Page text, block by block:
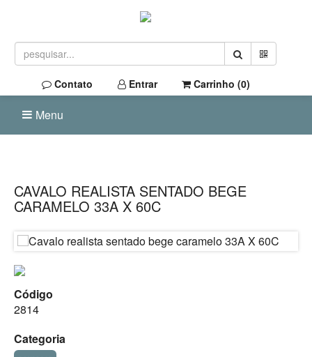
Contato Entrar Carrinho (0)
Menu
CAVALO REALISTA SENTADO BEGE
CARAMELO 33A X 60C
Código
2814
Categoria